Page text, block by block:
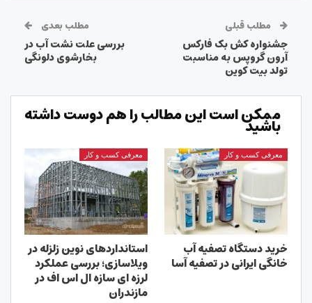
مطلب قبلی
جشنواره کش بک فارکس
آرون گروپس به مناسبت
تولد بیت کوین
مطلب بعدی
بررسی علت نشت آب در
بخارشوی دلونگی
ممکن است این مطالب را هم دوست داشته
باشید
معرفی کسب و کار
خرید دستگاه تصفیه آب
خانگی ایرانی در تصفیه آسا
معرفی کسب و کار
استانداردهای نوین زلزله در
ویلاسازی؛ بررسی عملکرد
لرزه ای سازه ال اس اف در
مازندران